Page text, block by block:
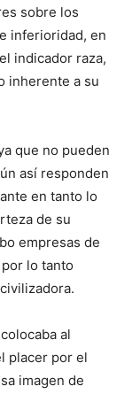
sobre los
inferioridad, en
indicador raza,
inherente a su
que no pueden
así responden
en tanto lo
de su
empresas de
lo tanto
al
placer por el
imagen de